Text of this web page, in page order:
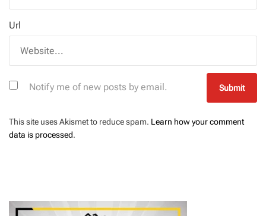
Url
Notify me of new posts by email.
This site uses Akismet to reduce spam. Learn how your comment
data is processed.